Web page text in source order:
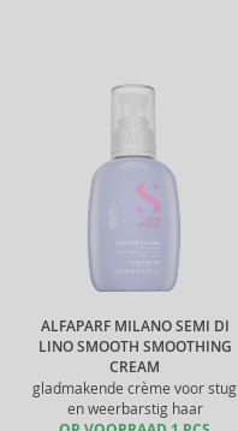
ALFAPARF MILANO SEMI DI
LINO SMOOTH SMOOTHING
CREAM
gladmakende crème voor stug
en weerbarstig haar